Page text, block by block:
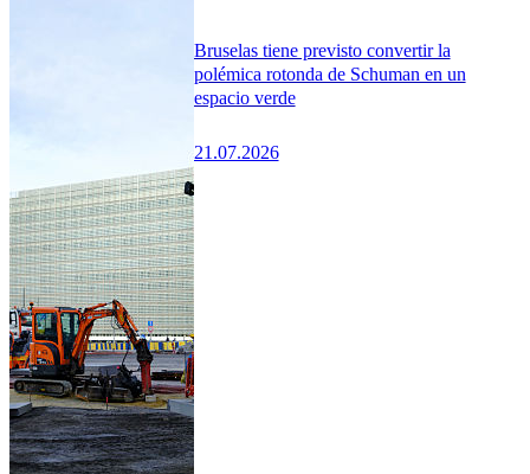
Bruselas tiene previsto convertir la
polémica rotonda de Schuman en un
espacio verde
21.07.2026